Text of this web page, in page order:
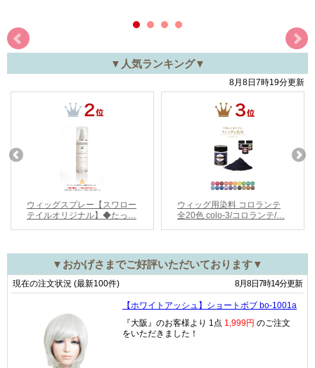
▼人気ランキング▼
▼おかげさまでご好評いただいております▼